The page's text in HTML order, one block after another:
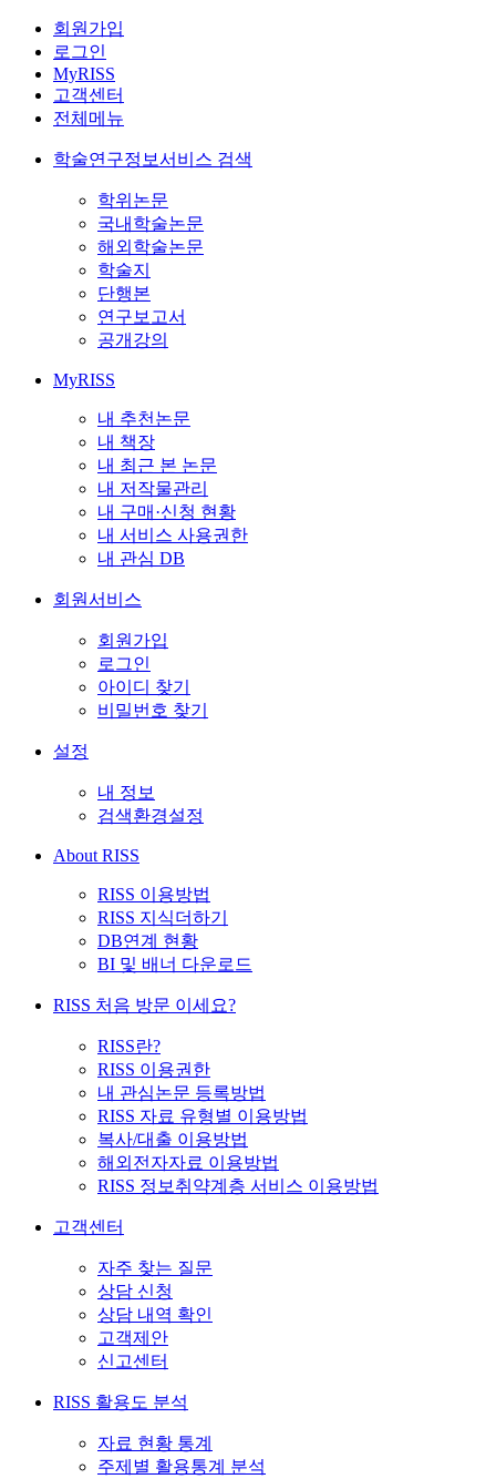
회원가입
로그인
MyRISS
고객센터
전체메뉴
학술연구정보서비스 검색
학위논문
국내학술논문
해외학술논문
학술지
단행본
연구보고서
공개강의
MyRISS
내 추천논문
내 책장
내 최근 본 논문
내 저작물관리
내 구매·신청 현황
내 서비스 사용권한
내 관심 DB
회원서비스
회원가입
로그인
아이디 찾기
비밀번호 찾기
설정
내 정보
검색환경설정
About RISS
RISS 이용방법
RISS 지식더하기
DB연계 현황
BI 및 배너 다운로드
RISS 처음 방문 이세요?
RISS란?
RISS 이용권한
내 관심논문 등록방법
RISS 자료 유형별 이용방법
복사/대출 이용방법
해외전자자료 이용방법
RISS 정보취약계층 서비스 이용방법
고객센터
자주 찾는 질문
상담 신청
상담 내역 확인
고객제안
신고센터
RISS 활용도 분석
자료 현황 통계
주제별 활용통계 분석